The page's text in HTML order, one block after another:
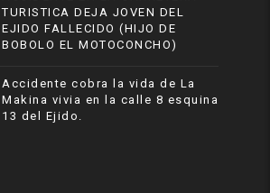
TURISTICA DEJA JOVEN DEL
EJIDO FALLECIDO (HIJO DE
BOBOLO EL MOTOCONCHO)
Accidente cobra la vida de La
Makina vivia en la calle 8 esquina
13 del Ejido.